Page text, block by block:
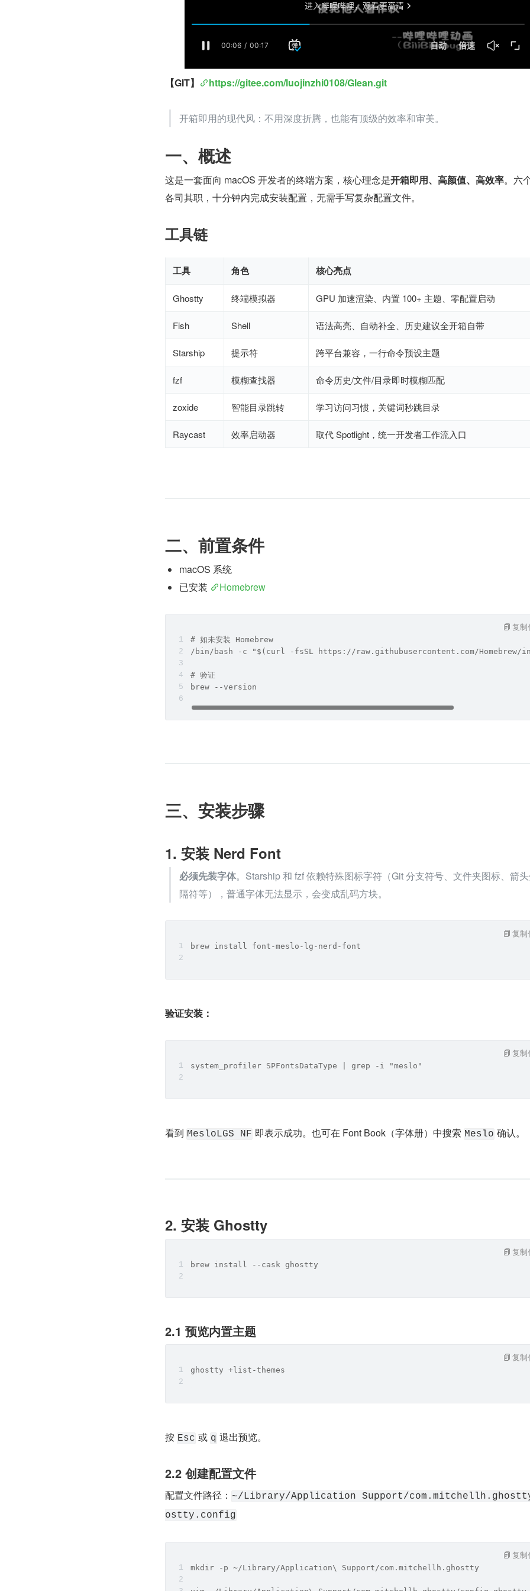
【GIT】 https://gitee.com/luojinzhi0108/Glean.git
开箱即用的现代风：不用深度折腾，也能有顶级的效率和审美。
一、概述
这是一套面向 macOS 开发者的终端方案，核心理念是开箱即用、高颜值、高效率。六
各司其职，十分钟内完成安装配置，无需手写复杂配置文件。
工具链
工具 角色 核心亮点
Ghostty 终端模拟器 GPU 加速渲染、内置 100+ 主题、零配置启动
Fish Shell 语法高亮、自动补全、历史建议全开箱自带
Starship 提示符 跨平台兼容，一行命令预设主题
fzf 模糊查找器 命令历史/文件/目录即时模糊匹配
zoxide 智能目录跳转 学习访问习惯，关键词秒跳目录
Raycast 效率启动器 取代 Spotlight，统一开发者工作流入口
二、前置条件
macOS 系统
已安装
Homebrew
# 如未安装 Homebrew
/bin/bash -c "$(curl -fsSL https://raw.githubusercontent.com/
# 验证
brew --version
复制
三、安装步骤
1. 安装 Nerd Font
必须先装字体。Starship 和 fzf 依赖特殊图标字符（Git 分支符号、文件夹图标、箭
隔符等），普通字体无法显示，会变成乱码方块。
brew install font-meslo-lg-nerd-font
复制
验证安装：
system_profiler SPFontsDataType | grep -i "meslo"
复制
看到 MesloLGS NF 即表示成功。也可在 Font Book（字体册）中搜索 Meslo 确认。
2. 安装 Ghostty
brew install --cask ghostty
复制
2.1 预览内置主题
ghostty +list-themes
复制
按 Esc 或 q 退出预览。
2.2 创建配置文件
配置文件路径： ~/Library/Application Support/
ostty.config
mkdir -p ~/Library/Application\ Support/com.mitchellh.ghostty
复制